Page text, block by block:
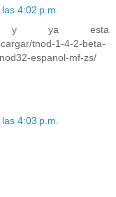
4:02 p.m.
y ya esta
tnod-1-4-2-beta-
espanol-mf-zs/
4:03 p.m.